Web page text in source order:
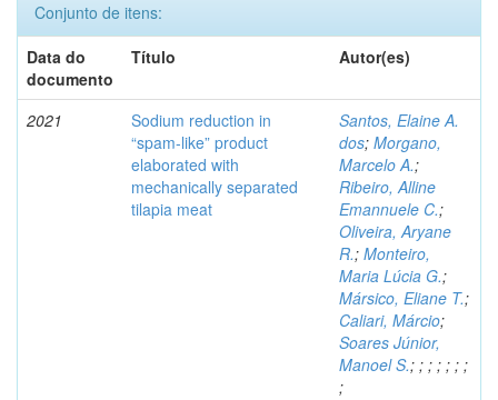
Conjunto de itens:
Data do
documento
Título Autor(es)
2021
Sodium reduction in
“spam-like” product
elaborated with
mechanically separated
tilapia meat
Santos, Elaine A.
dos; Morgano,
Marcelo A.;
Ribeiro, Alline
Emannuele C.;
Oliveira, Aryane
R.; Monteiro,
Maria Lúcia G.;
Mársico, Eliane T.;
Caliari, Márcio;
Soares Júnior,
Manoel S.; ; ; ; ; ; ;
;